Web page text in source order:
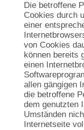
Die betroffene
Cookies durch
einer
von Cookies
können bereits
einen
allen gängigen
die betroffene
dem genutzten
Umständen
Internetseite